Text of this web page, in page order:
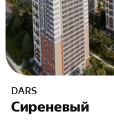
DARS
Сиреневый